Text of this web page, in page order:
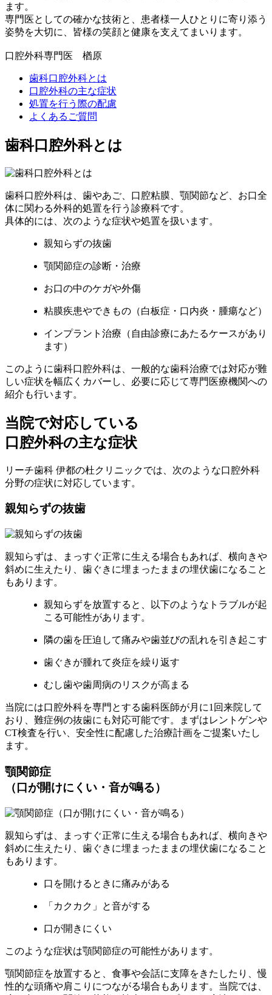
ます。
専門医としての確かな技術と、患者様一人ひとりに寄り添う
姿勢を大切に、皆様の笑顔と健康を支えてまいります。
口腔外科専門医 楢原
歯科口腔外科とは
口腔外科の主な症状
処置を行う際の配慮
よくあるご質問
歯科口腔外科とは
歯科口腔外科は、歯やあご、口腔粘膜、顎関節など、お口全
体に関わる外科的処置を行う診療科です。
具体的には、次のような症状や処置を扱います。
親知らずの抜歯
顎関節症の診断・治療
お口の中のケガや外傷
粘膜疾患やできもの（白板症・口内炎・腫瘍など）
インプラント治療（自由診療にあたるケースがあり
ます）
このように歯科口腔外科は、一般的な歯科治療では対応が難
しい症状を幅広くカバーし、必要に応じて専門医療機関への
紹介も行います。
当院で対応している
口腔外科の主な症状
リーチ歯科 伊都の杜クリニックでは、次のような口腔外科
分野の症状に対応しています。
親知らずの抜歯
親知らずは、まっすぐ正常に生える場合もあれば、横向きや
斜めに生えたり、歯ぐきに埋まったままの埋伏歯になること
もあります。
親知らずを放置すると、以下のようなトラブルが起
こる可能性があります。
隣の歯を圧迫して痛みや歯並びの乱れを引き起こす
歯ぐきが腫れて炎症を繰り返す
むし歯や歯周病のリスクが高まる
当院には口腔外科を専門とする歯科医師が月に1回来院して
おり、難症例の抜歯にも対応可能です。まずはレントゲンや
CT検査を行い、安全性に配慮した治療計画をご提案いたし
ます。
顎関節症
（口が開けにくい・音が鳴る）
親知らずは、まっすぐ正常に生える場合もあれば、横向きや
斜めに生えたり、歯ぐきに埋まったままの埋伏歯になること
もあります。
口を開けるときに痛みがある
「カクカク」と音がする
口が開きにくい
このような症状は顎関節症の可能性があります。
顎関節症を放置すると、食事や会話に支障をきたしたり、慢
性的な頭痛や肩こりにつながる場合もあります。当院では、